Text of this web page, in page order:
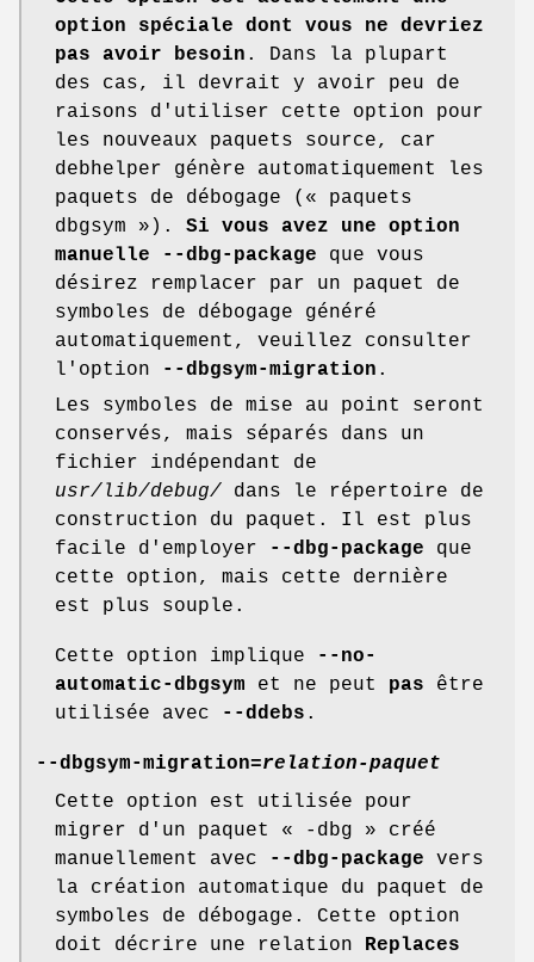
option spéciale dont vous ne devriez
pas avoir besoin . Dans la plupart
des cas, il devrait y avoir peu de
raisons d'utiliser cette option pour
les nouveaux paquets source, car
debhelper génère automatiquement les
paquets de débogage (« paquets
dbgsym »). Si vous avez une option
manuelle --dbg-package que vous
désirez remplacer par un paquet de
symboles de débogage généré
automatiquement, veuillez consulter
l'option
--dbgsym-migration .
Les symboles de mise au point seront
conservés, mais séparés dans un
fichier indépendant de
usr/lib/debug/ dans le répertoire de
construction du paquet. Il est plus
facile d'employer
--dbg-package que
cette option, mais cette dernière
est plus souple.
Cette option implique
--no-
automatic-dbgsym et ne peut pas être
utilisée avec
--ddebs .
--dbgsym-migration=relation-paquet
Cette option est utilisée pour
migrer d'un paquet « -dbg » créé
manuellement avec
--dbg-package vers
la création automatique du paquet de
symboles de débogage. Cette option
doit décrire une relation Replaces